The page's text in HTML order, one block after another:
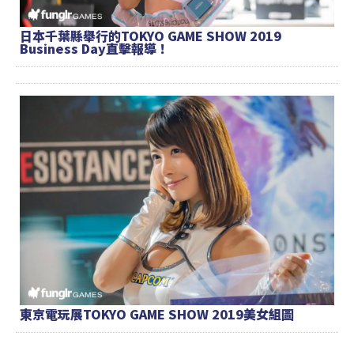
日本千葉縣舉行的TOKYO GAME SHOW 2019
Business Day直擊報導！
東京電玩展TOKYO GAME SHOW 2019美女組圖